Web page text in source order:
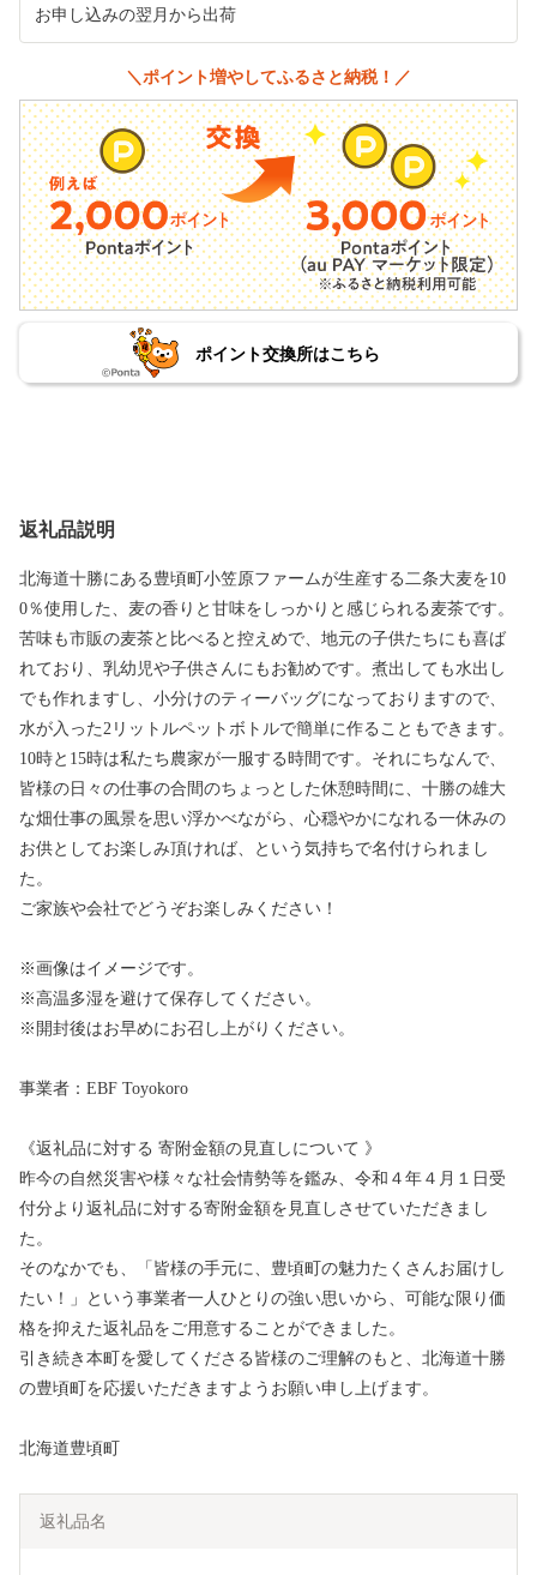
お申し込みの翌月から出荷
＼ポイント増やしてふるさと納税！／
ポイント交換所はこちら
返礼品説明
北海道十勝にある豊頃町小笠原ファームが生産する二条大麦を10
0％使用した、麦の香りと甘味をしっかりと感じられる麦茶です。
苦味も市販の麦茶と比べると控えめで、地元の子供たちにも喜ば
れており、乳幼児や子供さんにもお勧めです。煮出しても水出し
でも作れますし、小分けのティーバッグになっておりますので、
水が入った2リットルペットボトルで簡単に作ることもできます。
10時と15時は私たち農家が一服する時間です。それにちなんで、
皆様の日々の仕事の合間のちょっとした休憩時間に、十勝の雄大
な畑仕事の風景を思い浮かべながら、心穏やかになれる一休みの
お供としてお楽しみ頂ければ、という気持ちで名付けられまし
た。
ご家族や会社でどうぞお楽しみください！
※画像はイメージです。
※高温多湿を避けて保存してください。
※開封後はお早めにお召し上がりください。
事業者：EBF Toyokoro
《返礼品に対する 寄附金額の見直しについて 》
昨今の自然災害や様々な社会情勢等を鑑み、令和４年４月１日受
付分より返礼品に対する寄附金額を見直しさせていただきまし
た。
そのなかでも、「皆様の手元に、豊頃町の魅力たくさんお届けし
たい！」という事業者一人ひとりの強い思いから、可能な限り価
格を抑えた返礼品をご用意することができました。
引き続き本町を愛してくださる皆様のご理解のもと、北海道十勝
の豊頃町を応援いただきますようお願い申し上げます。
北海道豊頃町
返礼品名